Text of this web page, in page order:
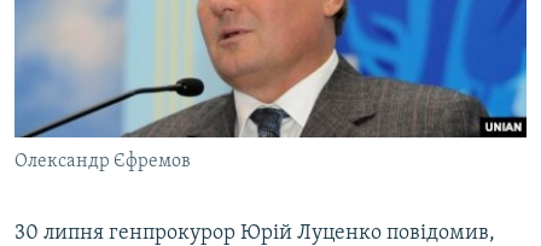
Олександр Єфремов
30 липня генпрокурор Юрій Луценко повідомив,